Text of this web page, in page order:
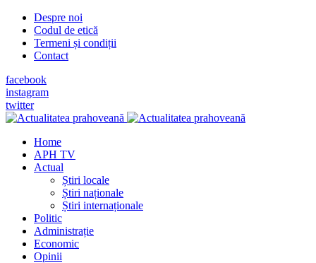
Despre noi
Codul de etică
Termeni și condiții
Contact
facebook
instagram
twitter
Home
APH TV
Actual
Știri locale
Știri naționale
Știri internaționale
Politic
Administrație
Economic
Opinii